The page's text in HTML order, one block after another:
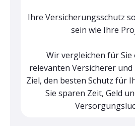
Ihre Versicherungsschutz
sein wie Ihre
Wir vergleichen für Sie
relevanten Versicherer
Ziel, den besten Schutz für
Sie sparen Zeit, Geld